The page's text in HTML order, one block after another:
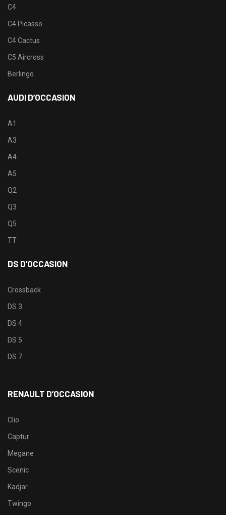
C4
C4 Picasso
C4 Cactus
C5 Aircross
Berlingo
AUDI D’OCCASION
A1
A3
A4
A5
Q2
Q3
Q5
TT
DS D’OCCASION
Crossback
DS 3
DS 4
DS 5
DS 7
RENAULT D’OCCASION
Clio
Captur
Megane
Scenic
Kadjar
Twingo